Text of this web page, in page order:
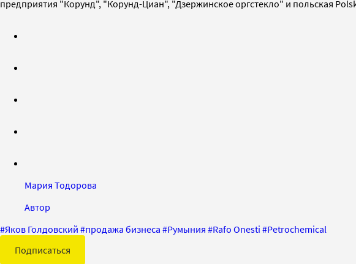
предприятия "Корунд", "Корунд-Циан", "Дзержинское оргстекло" и польская
Мария Тодорова
Автор
#Яков Голдовский #продажа бизнеса #Румыния #Rafo Onesti #Petrochemical
Подписаться